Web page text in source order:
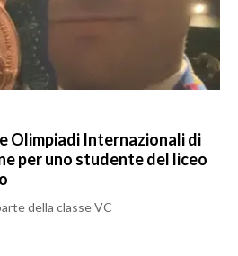
Olimpiadi Internazionali di
per uno studente del liceo
della classe VC